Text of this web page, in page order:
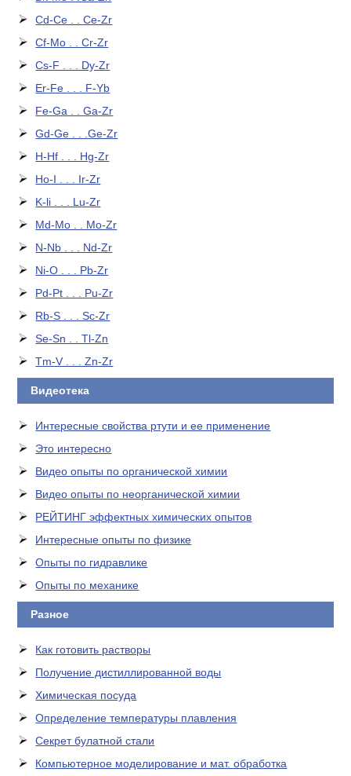
Cd-Ce . . Ce-Zr
Cf-Mo . . Cr-Zr
Cs-F . . . Dy-Zr
Er-Fe . . . F-Yb
Fe-Ga . . Ga-Zr
Gd-Ge . . .Ge-Zr
H-Hf . . . Hg-Zr
Ho-I . . . Ir-Zr
K-li . . . Lu-Zr
Md-Mo . . Mo-Zr
N-Nb . . . Nd-Zr
Ni-O . . . Pb-Zr
Pd-Pt . . . Pu-Zr
Rb-S . . . Sc-Zr
Se-Sn . . Tl-Zn
Tm-V . . . Zn-Zr
Видеотека
Интересные свойства ртути и ее применение
Это интересно
Видео опыты по органической химии
Видео опыты по неорганической химии
РЕЙТИНГ эффектных химических опытов
Интересные опыты по физике
Опыты по гидравлике
Опыты по механике
Разное
Как готовить растворы
Получение дистиллированной воды
Химическая посуда
Определение температуры плавления
Секрет булатной стали
Компьютерное моделирование и мат. обработка